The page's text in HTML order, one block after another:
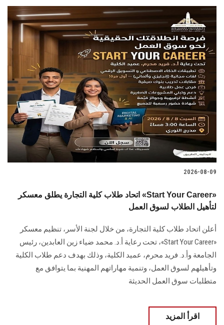
الأنظمة الذكية
الإعلام
تواصل معنا
الطلاب
هيئة التدريس
الدراسات العليا
الزائـرون
سجل الان
2026-08-09
اتحاد طلاب كلية التجارة يطلق معسكر «Start Your Career»
لتأهيل الطلاب لسوق العمل
أعلن اتحاد طلاب كلية التجارة، من خلال لجنة الأسر، تنظيم معسكر
«Start Your Career»، تحت رعاية أ.د. محمد ضياء زين العابدين، رئيس
الجامعة وأ.د. فريد محرم، عميد الكلية، وذلك بهدف دعم طلاب الكلية
وتأهيلهم لسوق العمل، وتنمية مهاراتهم المهنية بما يتوافق مع
متطلبات سوق العمل الحديثة
اقرأ المزيد